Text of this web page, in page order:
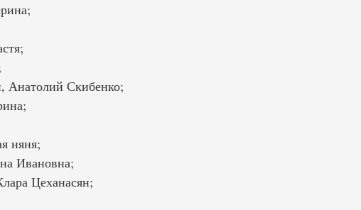
Анатолий Скибенко;
няня;
Ивановна;
Цеханасян;